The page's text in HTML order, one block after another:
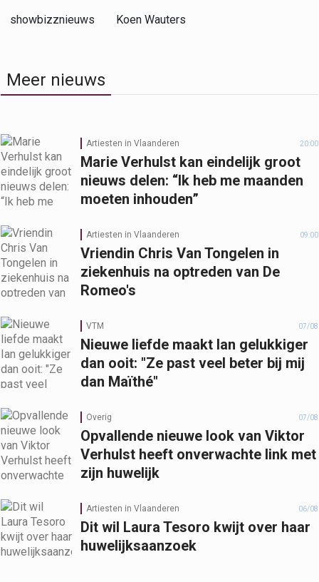
showbizznieuws Koen Wauters
Meer nieuws
Artiesten in Vlaanderen 20:00
Marie Verhulst kan eindelijk groot
nieuws delen: “Ik heb me maanden
moeten inhouden”
Artiesten in Vlaanderen 09:00
Vriendin Chris Van Tongelen in
ziekenhuis na optreden van De
Romeo's
VTM 07/08
Nieuwe liefde maakt Ian gelukkiger
dan ooit: "Ze past veel beter bij mij
dan Maïthé"
Overig 07/08
Opvallende nieuwe look van Viktor
Verhulst heeft onverwachte link met
zijn huwelijk
Artiesten in Vlaanderen 06/08
Dit wil Laura Tesoro kwijt over haar
huwelijksaanzoek